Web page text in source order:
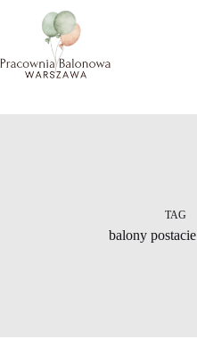
TAG
balony